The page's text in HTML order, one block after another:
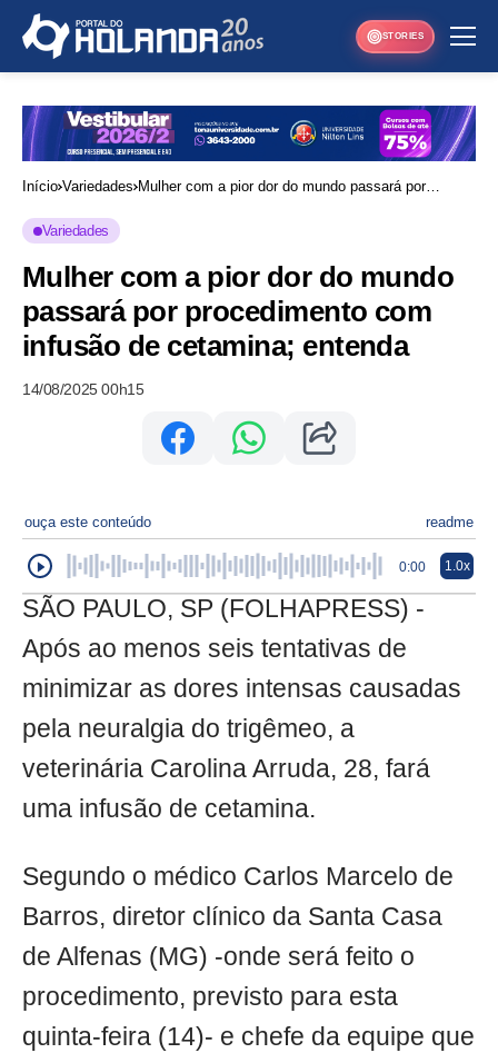
STORIES
Início Variedades Mulher com a pior dor do mundo passará por
Variedades
Mulher com a pior dor do mundo
passará por procedimento com
infusão de cetamina; entenda
14/08/2025 00h15
ouça este conteúdo readme
0:00 1.0x
SÃO PAULO, SP (FOLHAPRESS) -
Após ao menos seis tentativas de
minimizar as dores intensas causadas
pela neuralgia do trigêmeo, a
veterinária Carolina Arruda, 28, fará
uma infusão de cetamina.
Segundo o médico Carlos Marcelo de
Barros, diretor clínico da Santa Casa
de Alfenas (MG) -onde será feito o
procedimento, previsto para esta
quinta-feira (14)- e chefe da equipe que